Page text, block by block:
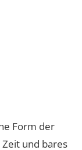
Form der
und bares